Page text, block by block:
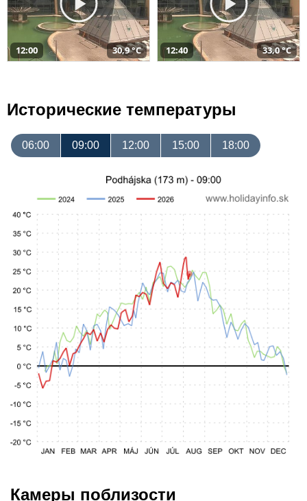
12:00 30,9 °C 12:40 33,0 °C
Исторические температуры
06:00 09:00 12:00 15:00 18:00
Камеры поблизости